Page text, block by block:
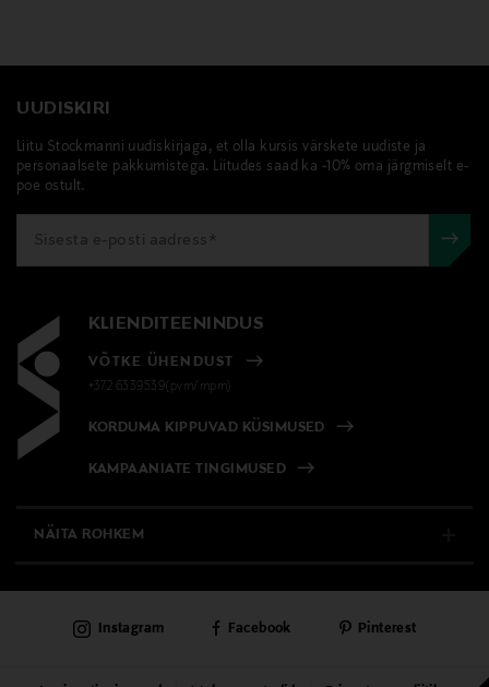
UUDISKIRI
Liitu Stockmanni uudiskirjaga, et olla kursis värskete uudiste ja
personaalsete pakkumistega. Liitudes saad ka -10% oma järgmiselt e-
poe ostult.
KLIENDITEENINDUS
VÕTKE ÜHENDUST
+372 6339539(pvm/mpm)
KORDUMA KIPPUVAD KÜSIMUSED
KAMPAANIATE TINGIMUSED
NÄITA ROHKEM
PÜSIKLIENDITEENINDUS
Instagram Facebook Pinterest